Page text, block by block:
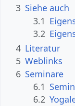
3 Siehe auch
3.1
3.2
4 Literatur
5 Weblinks
6 Seminare
6.1
6.2